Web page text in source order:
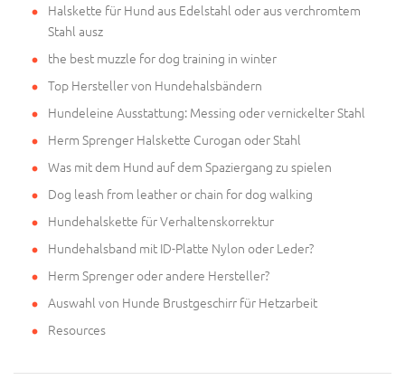
Halskette für Hund aus Edelstahl oder aus verchromtem
Stahl ausz
the best muzzle for dog training in winter
Top Hersteller von Hundehalsbändern
Hundeleine Ausstattung: Messing oder vernickelter Stahl
Herm Sprenger Halskette Curogan oder Stahl
Was mit dem Hund auf dem Spaziergang zu spielen
Dog leash from leather or chain for dog walking
Hundehalskette für Verhaltenskorrektur
Hundehalsband mit ID-Platte Nylon oder Leder?
Herm Sprenger oder andere Hersteller?
Auswahl von Hunde Brustgeschirr für Hetzarbeit
Resources